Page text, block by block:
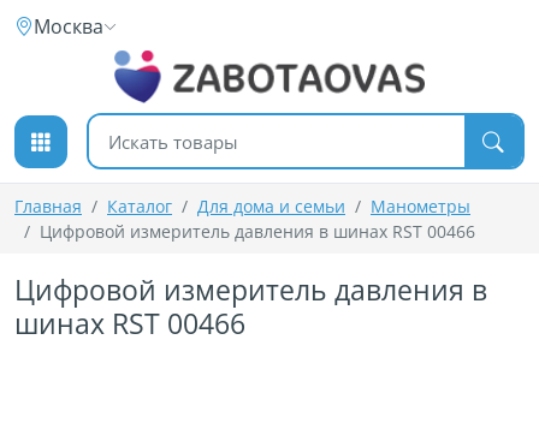
К содержимому
Москва
Поиск товаров
Главная Каталог Для дома и семьи
Манометры
Цифровой измеритель давления в шинах RST 00466
Цифровой измеритель давления в
шинах RST 00466